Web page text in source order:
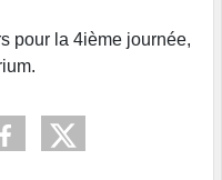
pour la 4ième journée,